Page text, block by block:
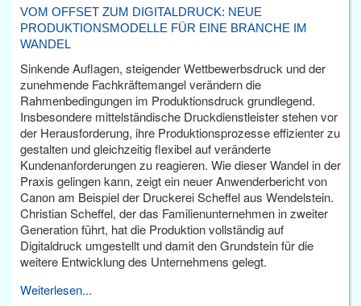
VOM OFFSET ZUM DIGITALDRUCK: NEUE
PRODUKTIONSMODELLE FÜR EINE BRANCHE IM
WANDEL
Sinkende Auflagen, steigender Wettbewerbsdruck und der
zunehmende Fachkräftemangel verändern die
Rahmenbedingungen im Produktionsdruck grundlegend.
Insbesondere mittelständische Druckdienstleister stehen vor
der Herausforderung, ihre Produktionsprozesse effizienter zu
gestalten und gleichzeitig flexibel auf veränderte
Kundenanforderungen zu reagieren. Wie dieser Wandel in der
Praxis gelingen kann, zeigt ein neuer Anwenderbericht von
Canon am Beispiel der Druckerei Scheffel aus Wendelstein.
Christian Scheffel, der das Familienunternehmen in zweiter
Generation führt, hat die Produktion vollständig auf
Digitaldruck umgestellt und damit den Grundstein für die
weitere Entwicklung des Unternehmens gelegt.
Weiterlesen...